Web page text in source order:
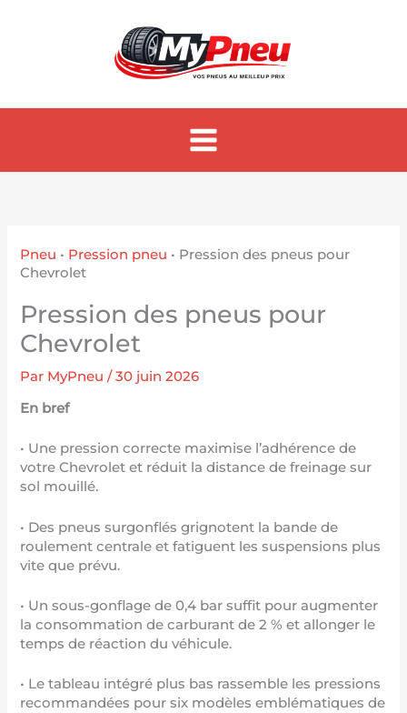
Pneu • Pression pneu • Pression des pneus pour
Chevrolet
Pression des pneus pour
Chevrolet
Par MyPneu/30 juin 2026
En bref
• Une pression correcte maximise l’adhérence de
votre Chevrolet et réduit la distance de freinage sur
sol mouillé.
• Des pneus surgonflés grignotent la bande de
roulement centrale et fatiguent les suspensions plus
vite que prévu.
• Un sous-gonflage de 0,4 bar suffit pour augmenter
la consommation de carburant de 2 % et allonger le
temps de réaction du véhicule.
• Le tableau intégré plus bas rassemble les pressions
recommandées pour six modèles emblématiques de